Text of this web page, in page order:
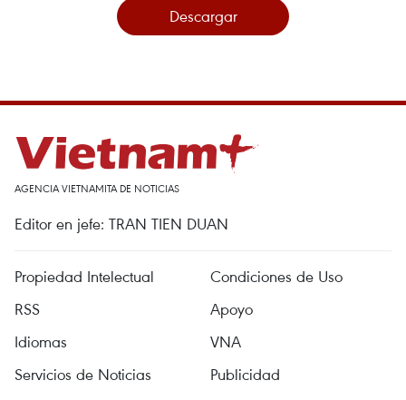
Descargar
AGENCIA VIETNAMITA DE NOTICIAS
Editor en jefe: TRAN TIEN DUAN
Propiedad Intelectual
Condiciones de Uso
RSS
Apoyo
Idiomas
VNA
Servicios de Noticias
Publicidad